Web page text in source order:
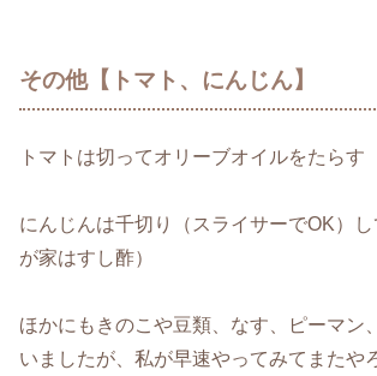
その他【トマト、にんじん】
トマトは切ってオリーブオイルをたらす
にんじんは千切り（スライサーでOK）
が家はすし酢）
ほかにもきのこや豆類、なす、ピーマン
いましたが、私が早速やってみてまたや